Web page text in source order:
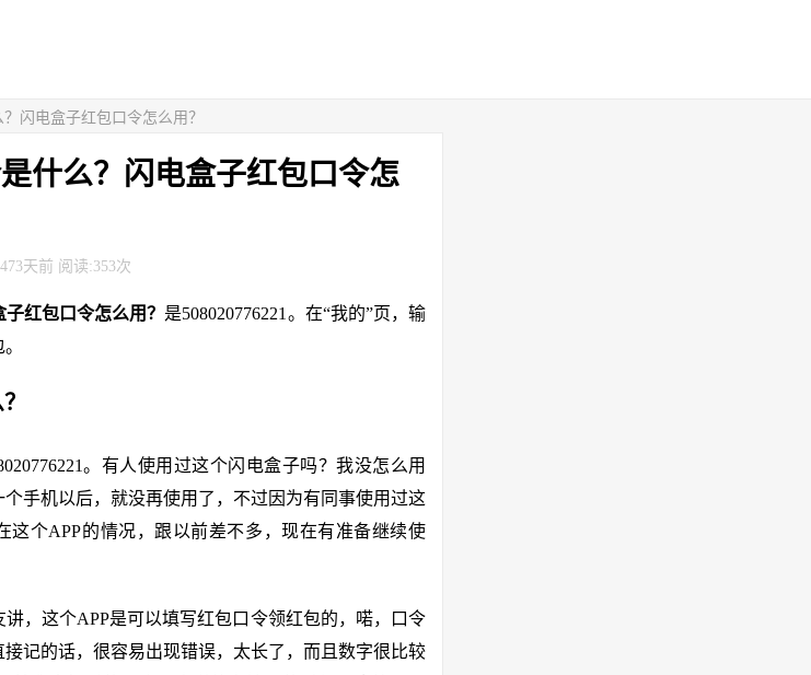
闪电盒子红包口令怎么用？
什么？闪电盒子红包口令怎
天前 阅读:353次
红包口令怎么用？ 是508020776221。在“我的”页，输
。有人使用过这个闪电盒子吗？我没怎么用
手机以后，就没再使用了，不过因为有同事使用过这
这个APP的情况，跟以前差不多，现在有准备继续使
，这个APP是可以填写红包口令领红包的，喏，口令
记的话，很容易出现错误，太长了，而且数字很比较